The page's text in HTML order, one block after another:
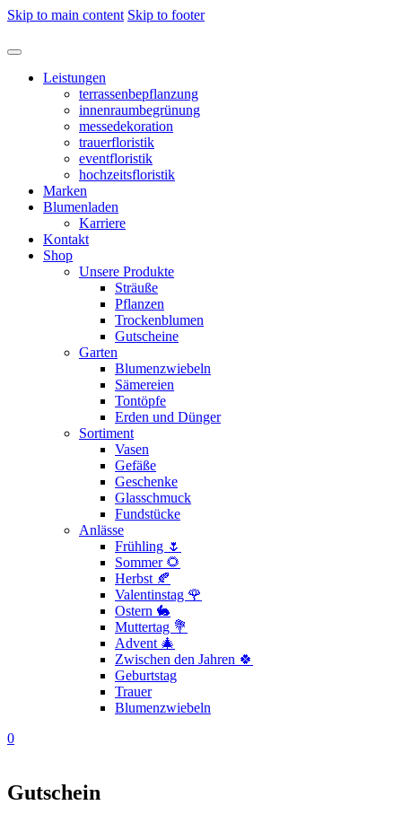
Skip to main content Skip to footer
Leistungen
terrassenbepflanzung
innenraumbegrünung
messedekoration
trauerfloristik
eventfloristik
hochzeitsfloristik
Marken
Blumenladen
Karriere
Kontakt
Shop
Unsere Produkte
Sträuße
Pflanzen
Trockenblumen
Gutscheine
Garten
Blumenzwiebeln
Sämereien
Tontöpfe
Erden und Dünger
Sortiment
Vasen
Gefäße
Geschenke
Glasschmuck
Fundstücke
Anlässe
Frühling 🌷
Sommer 🌻
Herbst 🍂
Valentinstag 🌹
Ostern 🐇
Muttertag 💐
Advent 🎄
Zwischen den Jahren 🍀
Geburtstag
Trauer
Blumenzwiebeln
0
Gutschein